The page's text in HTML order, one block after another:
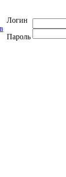
Логин
Пароль